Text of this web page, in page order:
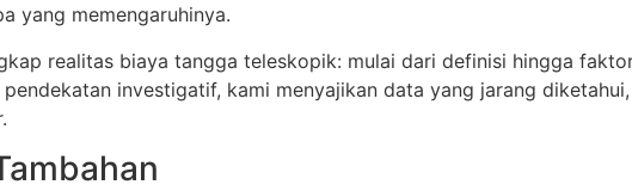
yang memengaruhinya.
realitas biaya tangga teleskopik: mulai dari definisi hingga
pendekatan investigatif, kami menyajikan data yang jarang